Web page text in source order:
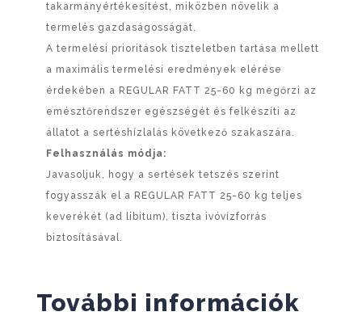
takarmányértékesítést, miközben növelik a
termelés gazdaságosságát.
A termelési prioritások tiszteletben tartása mellett
a maximális termelési eredmények elérése
érdekében a REGULAR FATT 25-60 kg megőrzi az
emésztőrendszer egészségét és felkészíti az
állatot a sertéshízlalás következő szakaszára.
Felhasználás módja:
Javasoljuk, hogy a sertések tetszés szerint
fogyasszák el a REGULAR FATT 25-60 kg teljes
keverékét (ad libitum), tiszta ivóvízforrás
biztosításával.
További információk